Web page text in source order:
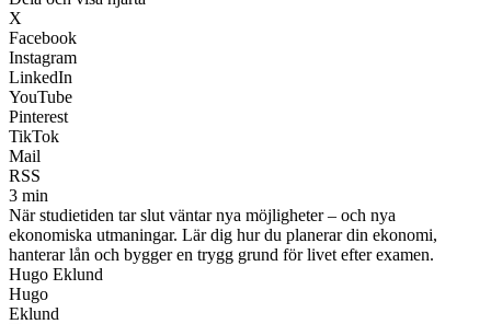
X
Facebook
Instagram
LinkedIn
YouTube
Pinterest
TikTok
Mail
RSS
3 min
När studietiden tar slut väntar nya möjligheter – och nya
ekonomiska utmaningar. Lär dig hur du planerar din ekonomi,
hanterar lån och bygger en trygg grund för livet efter examen.
Hugo Eklund
Hugo
Eklund